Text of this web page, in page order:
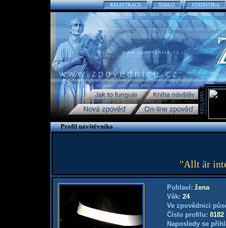
REGISTRACE TABLO STATISTIKA
Profil návštěvníka
"Allt är
Pohlaví: žena
Věk: 24
Ve zpovědnici
Číslo profilu: 8182
Naposledy se